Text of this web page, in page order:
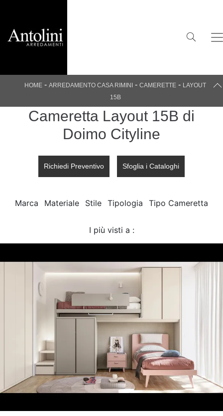
HOME - ARREDAMENTO CASA RIMINI - CAMERETTE - LAYOUT
15B
Cameretta Layout 15B di
Doimo Cityline
Richiedi Preventivo Sfoglia i Cataloghi
Marca Materiale Stile Tipologia Tipo Cameretta
I più visti a :